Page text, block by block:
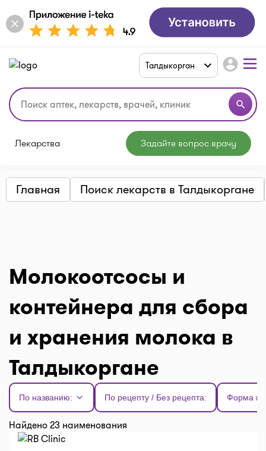
search
Талдыкорган account_circle
Лекарства Задайте вопрос врачу
Главная Поиск лекарств в Талдыкоргане
Молокоотсосы и
контейнера для сбора
и хранения молока в
Талдыкоргане
По названию: По рецепту / Без рецепта: Форма
Найдено 23 наименования